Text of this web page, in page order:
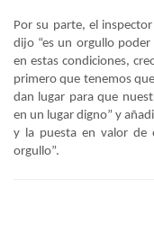
Por su parte, el
dijo “es un orgullo
en estas condiciones,
primero que tenemos
dan lugar para que
en un lugar digno” y
y la puesta en valor de
orgullo”.